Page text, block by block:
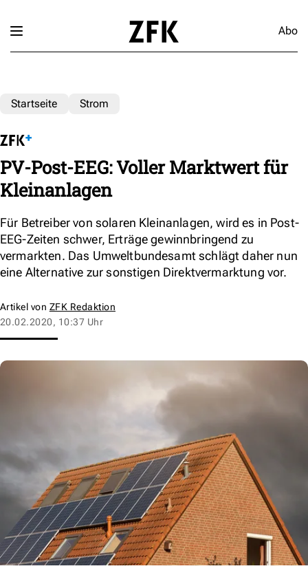
Abo
Startseite Strom
PV-Post-EEG: Voller Marktwert für
Kleinanlagen
Für Betreiber von solaren Kleinanlagen, wird es in Post-
EEG-Zeiten schwer, Erträge gewinnbringend zu
vermarkten. Das Umweltbundesamt schlägt daher nun
eine Alternative zur sonstigen Direktvermarktung vor.
Artikel von ZFK Redaktion
20.02.2020, 10:37 Uhr